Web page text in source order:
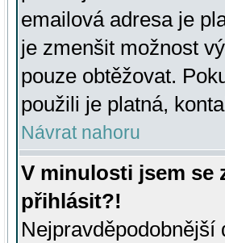
emailová adresa je
je zmenšit možnost
pouze obtěžovat.
použili je platná,
Návrat nahoru
V minulosti jsem se
přihlásit?!
Nejpravděpodobnější